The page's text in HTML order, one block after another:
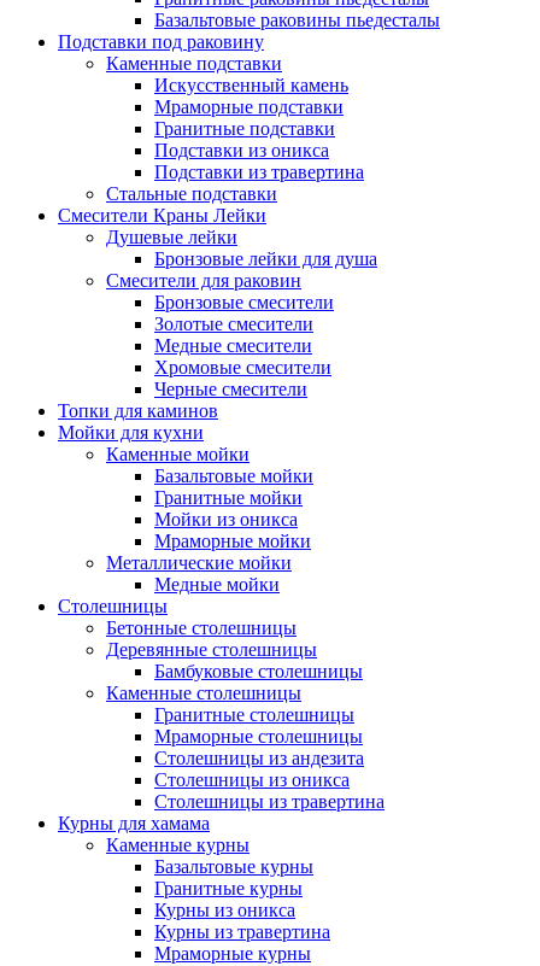
Базальтовые раковины пьедесталы
Подставки под раковину
Каменные подставки
Искусственный камень
Мраморные подставки
Гранитные подставки
Подставки из оникса
Подставки из травертина
Стальные подставки
Смесители Краны Лейки
Душевые лейки
Бронзовые лейки для душа
Смесители для раковин
Бронзовые смесители
Золотые смесители
Медные смесители
Хромовые смесители
Черные смесители
Топки для каминов
Мойки для кухни
Каменные мойки
Базальтовые мойки
Гранитные мойки
Мойки из оникса
Мраморные мойки
Металлические мойки
Медные мойки
Столешницы
Бетонные столешницы
Деревянные столешницы
Бамбуковые столешницы
Каменные столешницы
Гранитные столешницы
Мраморные столешницы
Столешницы из андезита
Столешницы из оникса
Столешницы из травертина
Курны для хамама
Каменные курны
Базальтовые курны
Гранитные курны
Курны из оникса
Курны из травертина
Мраморные курны